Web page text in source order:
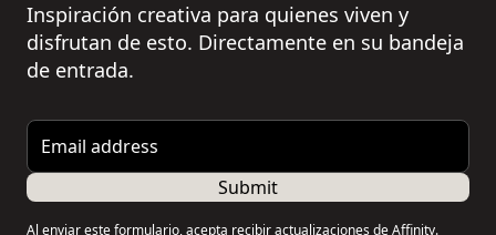
Inspiración creativa para quienes viven y
disfrutan de esto. Directamente en su bandeja
de entrada.
Email address
Submit
Al enviar este formulario, acepta recibir actualizaciones de Affinity.